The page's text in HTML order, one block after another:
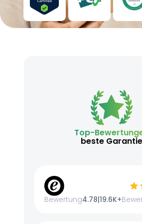
Top-
beste Garantie
Bewertung4.78|19.6K+